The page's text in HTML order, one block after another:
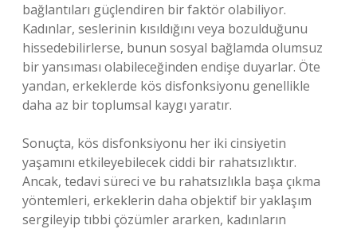
bağlantıları güçlendiren bir faktör olabiliyor.
Kadınlar, seslerinin kısıldığını veya bozulduğunu
hissedebilirlerse, bunun sosyal bağlamda olumsuz
bir yansıması olabileceğinden endişe duyarlar. Öte
yandan, erkeklerde kös disfonksiyonu genellikle
daha az bir toplumsal kaygı yaratır.
Sonuçta, kös disfonksiyonu her iki cinsiyetin
yaşamını etkileyebilecek ciddi bir rahatsızlıktır.
Ancak, tedavi süreci ve bu rahatsızlıkla başa çıkma
yöntemleri, erkeklerin daha objektif bir yaklaşım
sergileyip tıbbi çözümler ararken, kadınların